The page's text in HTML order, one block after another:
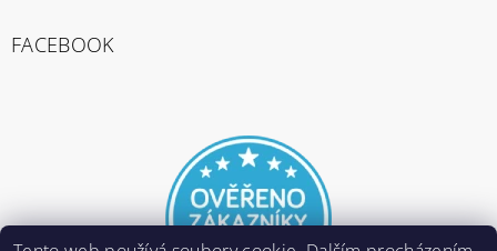
FACEBOOK